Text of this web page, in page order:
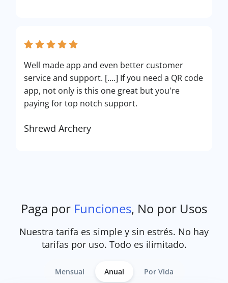
Well made app and even better customer
service and support. [....] If you need a QR code
app, not only is this one great but you're
paying for top notch support.
Shrewd Archery
Paga por Funciones, No por Usos
Nuestra tarifa es simple y sin estrés. No hay
tarifas por uso. Todo es ilimitado.
Mensual Anual Por Vida